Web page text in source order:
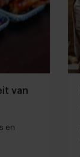
van
en